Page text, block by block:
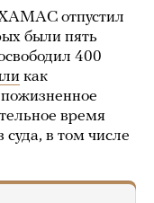
отпустил
были пять
400
как
время
в том числе